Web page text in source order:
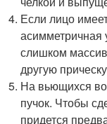
Если лицо
асимметричная
слишком
другую
На вьющихся
пучок. Чтобы
придется